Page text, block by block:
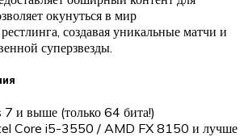
окунуться в мир
создавая уникальные матчи и
суперзвезды.
и выше (только 64 бита!)
Core i5-3550 / AMD FX 8150 и лучше